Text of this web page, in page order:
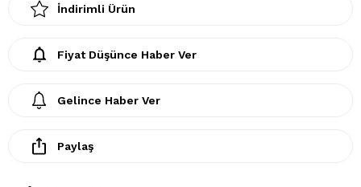
İndirimli Ürün
Fiyat Düşünce Haber Ver
Gelince Haber Ver
Paylaş